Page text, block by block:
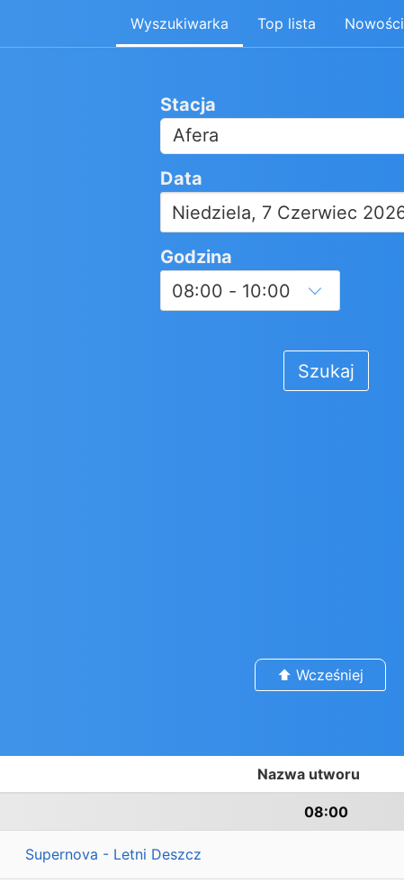
Wyszukiwarka Top lista Nowości
Stacja
Afera
Data
Godzina
Szukaj
⬆️ Wcześniej
Nazwa utworu
08:00
Supernova - Letni Deszcz